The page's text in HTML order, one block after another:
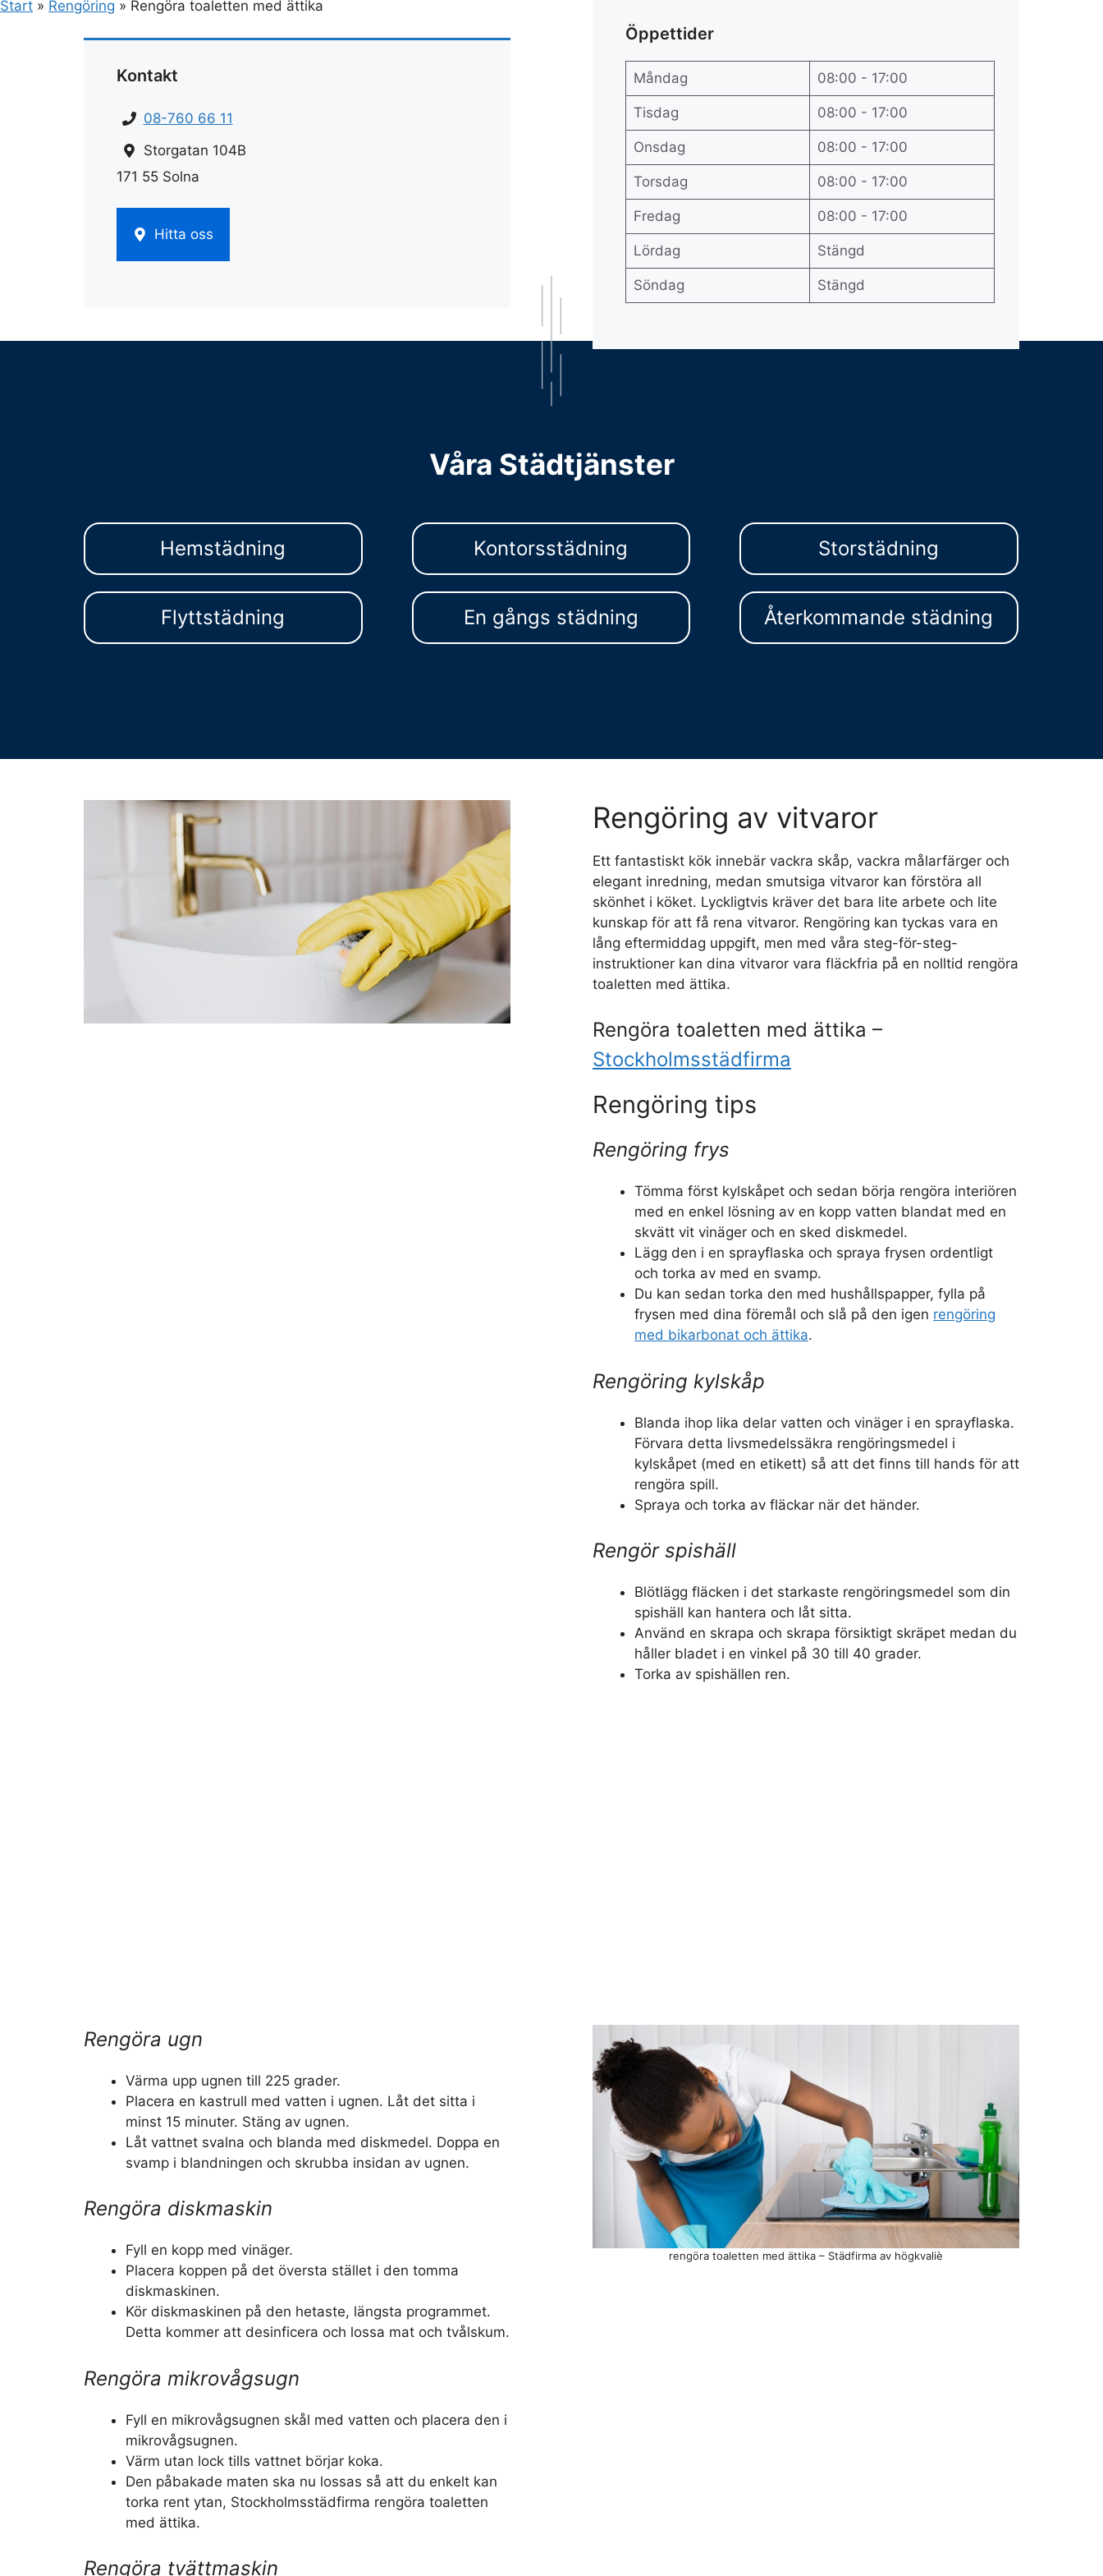
Start » Rengöring » Rengöra toaletten med ättika
Kontakt
08-760 66 11
Storgatan 104B
171 55 Solna
Hitta oss
Öppettider
Måndag 08:00 - 17:00
Tisdag 08:00 - 17:00
Onsdag 08:00 - 17:00
Torsdag 08:00 - 17:00
Fredag 08:00 - 17:00
Lördag Stängd
Söndag Stängd
Våra Städtjänster
Hemstädning Kontorsstädning Storstädning
Flyttstädning En gångs städning Återkommande städning
Rengöring av vitvaror
Ett fantastiskt kök innebär vackra skåp, vackra målarfärger och
elegant inredning, medan smutsiga vitvaror kan förstöra all
skönhet i köket. Lyckligtvis kräver det bara lite arbete och lite
kunskap för att få rena vitvaror. Rengöring kan tyckas vara en
lång eftermiddag uppgift, men med våra steg-för-steg-
instruktioner kan dina vitvaror vara fläckfria på en nolltid rengöra
toaletten med ättika.
Rengöra toaletten med ättika –
Stockholmsstädfirma
Rengöring tips
Rengöring frys
Tömma först kylskåpet och sedan börja rengöra interiören
med en enkel lösning av en kopp vatten blandat med en
skvätt vit vinäger och en sked diskmedel.
Lägg den i en sprayflaska och spraya frysen ordentligt
och torka av med en svamp.
Du kan sedan torka den med hushållspapper, fylla på
frysen med dina föremål och slå på den igen rengöring
med bikarbonat och ättika.
Rengöring kylskåp
Blanda ihop lika delar vatten och vinäger i en sprayflaska.
Förvara detta livsmedelssäkra rengöringsmedel i
kylskåpet (med en etikett) så att det finns till hands för att
rengöra spill.
Spraya och torka av fläckar när det händer.
Rengör spishäll
Blötlägg fläcken i det starkaste rengöringsmedel som din
spishäll kan hantera och låt sitta.
Använd en skrapa och skrapa försiktigt skräpet medan du
håller bladet i en vinkel på 30 till 40 grader.
Torka av spishällen ren.
Rengöra ugn
Värma upp ugnen till 225 grader.
Placera en kastrull med vatten i ugnen. Låt det sitta i
minst 15 minuter. Stäng av ugnen.
Låt vattnet svalna och blanda med diskmedel. Doppa en
svamp i blandningen och skrubba insidan av ugnen.
Rengöra diskmaskin
Fyll en kopp med vinäger.
Placera koppen på det översta stället i den tomma
diskmaskinen.
Kör diskmaskinen på den hetaste, längsta programmet.
Detta kommer att desinficera och lossa mat och tvålskum.
Rengöra mikrovågsugn
Fyll en mikrovågsugnen skål med vatten och placera den i
mikrovågsugnen.
Värm utan lock tills vattnet börjar koka.
Den påbakade maten ska nu lossas så att du enkelt kan
torka rent ytan, Stockholmsstädfirma rengöra toaletten
med ättika.
Rengöra tvättmaskin
rengöra toaletten med ättika – Städfirma av högkvaliè